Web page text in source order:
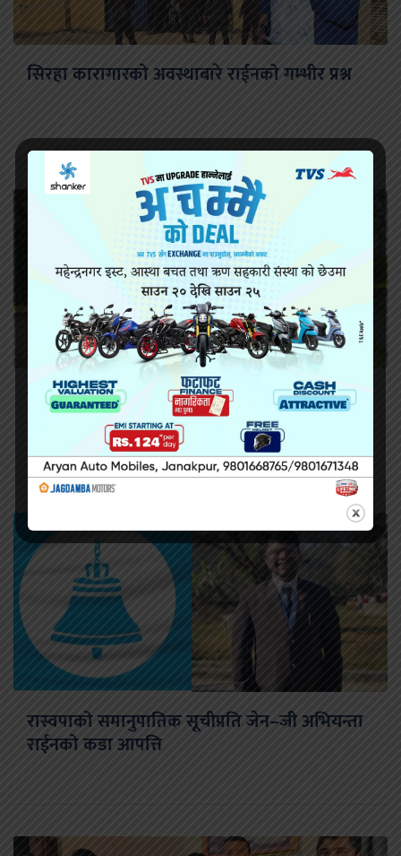
सिरहा कारागारको अवस्थाबारे राईनको गम्भीर प्रश्न
सिराहामा गोली प्रहार गरी हत्या
रास्वपाको समानुपातिक सूचीप्रति जेन–जी अभियन्ता
राईनको कडा आपत्ति